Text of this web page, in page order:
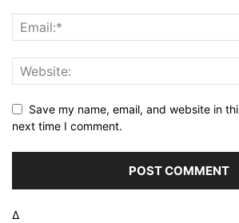
Save my name, email, and website in
next time I comment.
Δ